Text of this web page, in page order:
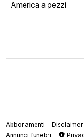
America a pezzi
Abbonamenti Disclaimer
Annunci funebri